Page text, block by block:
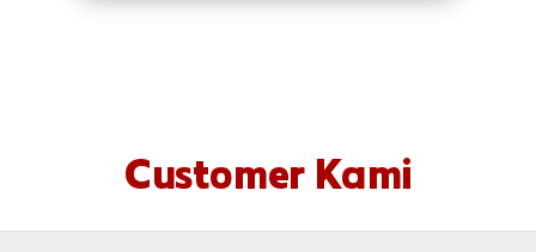
Customer Kami